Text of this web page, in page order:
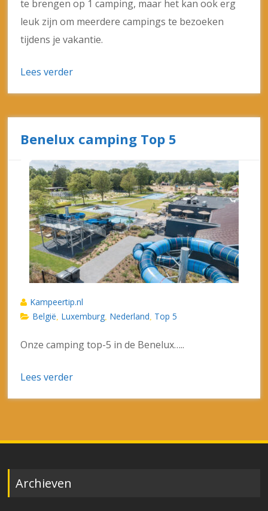
te brengen op 1 camping, maar het kan ook erg
leuk zijn om meerdere campings te bezoeken
tijdens je vakantie.
Lees verder
Benelux camping Top 5
Kampeertip.nl
België Luxemburg Nederland Top 5
Onze camping top-5 in de Benelux…..
Lees verder
Archieven